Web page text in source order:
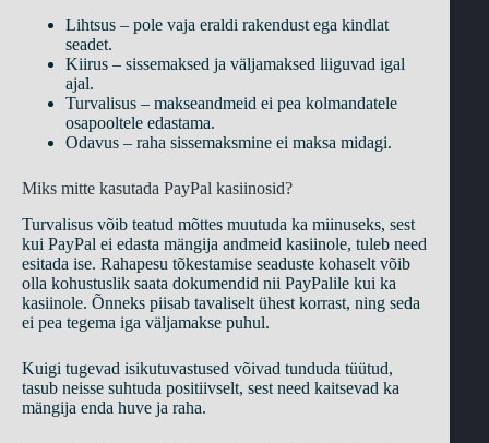
Lihtsus – pole vaja eraldi rakendust ega kindlat
seadet.
Kiirus – sissemaksed ja väljamaksed liiguvad igal
ajal.
Turvalisus – makseandmeid ei pea kolmandatele
osapooltele edastama.
Odavus – raha sissemaksmine ei maksa midagi.
Miks mitte kasutada PayPal kasiinosid?
Turvalisus võib teatud mõttes muutuda ka miinuseks, sest
kui PayPal ei edasta mängija andmeid kasiinole, tuleb need
esitada ise. Rahapesu tõkestamise seaduste kohaselt võib
olla kohustuslik saata dokumendid nii PayPalile kui ka
kasiinole. Õnneks piisab tavaliselt ühest korrast, ning seda
ei pea tegema iga väljamakse puhul.
Kuigi tugevad isikutuvastused võivad tunduda tüütud,
tasub neisse suhtuda positiivselt, sest need kaitsevad ka
mängija enda huve ja raha.